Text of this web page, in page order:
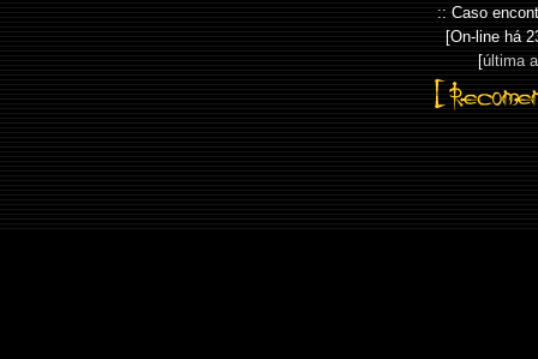
:: Caso
[On-line há
[última